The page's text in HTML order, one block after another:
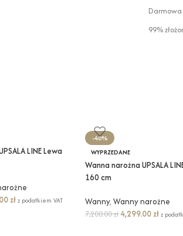
Darmowa
99%
LINE Lewa
zł z podatkiem VAT
-40%
WYPRZEDANE
Wanna narożna UPSALA
160 cm
Wanny, Wanny narożne
7,200.00zł 4,299.00 złz